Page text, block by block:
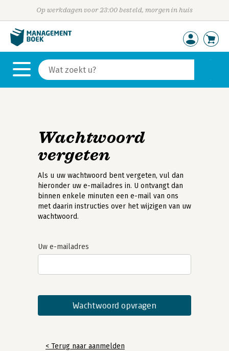
Op werkdagen voor 23:00 besteld, morgen in huis
Wachtwoord
vergeten
Als u uw wachtwoord bent vergeten, vul dan
hieronder uw e-mailadres in. U ontvangt dan
binnen enkele minuten een e-mail van ons
met daarin instructies over het wijzigen van uw
wachtwoord.
Uw e-mailadres
< Terug naar aanmelden